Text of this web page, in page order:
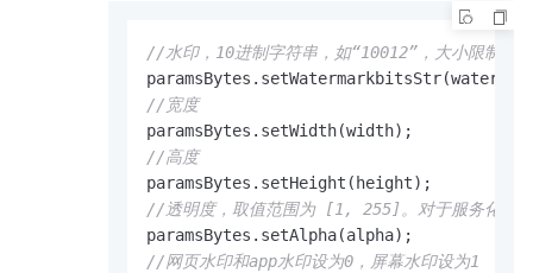
//水印，10进制字符串，如“10012”，大小限制根
//宽度
//高度
//透明度，取值范围为 [1, 255]。对于服务化场景
//网页水印和app水印设为0，屏幕水印设为1